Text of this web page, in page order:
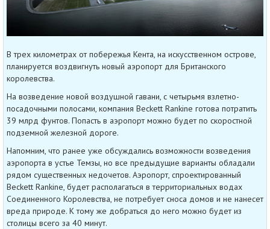
В трех километрах от побережья Кента, на искусственном острове,
планируется воздвигнуть новый аэропорт для Британского
королевства.
На возведение новой воздушной гавани, с четырьмя взлетно-
посадочными полосами, компания Beckett Rankine готова потратить
39 млрд фунтов. Попасть в аэропорт можно будет по скоростной
подземной железной дороге.
Напомним, что ранее уже обсуждались возможности возведения
аэропорта в устье Темзы, но все предыдущие варианты обладали
рядом существенных недочетов. Аэропорт, спроектированный
Beckett Rankine, будет располагаться в территориальных водах
Соединенного Королевства, не потребует сноса домов и не нанесет
вреда природе. К тому же добраться до него можно будет из
столицы всего за 40 минут.